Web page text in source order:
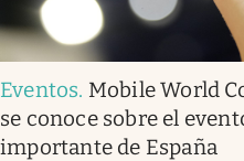
Eventos. Mobile World
se conoce sobre el
importante de España